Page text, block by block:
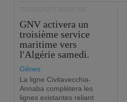
GNV activera un
troisième service
maritime vers
l'Algérie samedi.
Gênes
La ligne Civitavecchia-
Annaba complétera les
lignes existantes reliant